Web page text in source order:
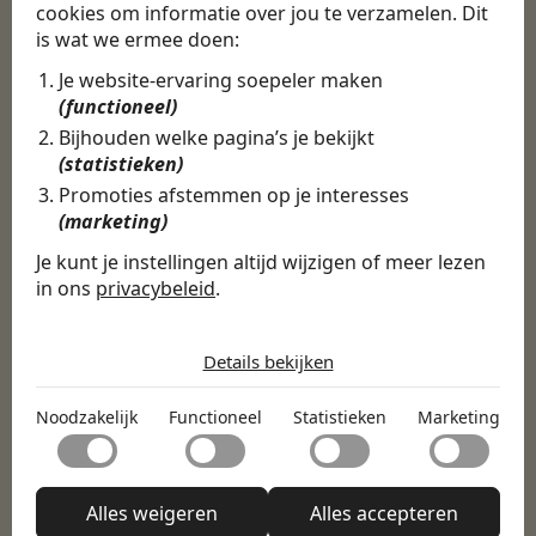
cookies om informatie over jou te verzamelen. Dit
is wat we ermee doen:
Je website-ervaring soepeler maken
(functioneel)
Bijhouden welke pagina’s je bekijkt
(statistieken)
Promoties afstemmen op je interesses
(marketing)
Je kunt je instellingen altijd wijzigen of meer lezen
in ons privacybeleid.
Noodzakelijk
Noodzakelijke cookies helpen een website bruikbaar te
maken door basisfuncties zoals paginanavigatie en
toegang tot beveiligde delen van de website mogelijk te
maken. Zonder deze cookies kan de website niet naar
behoren functioneren.
Functioneel
onthouden welke de manier waarop de website zich
gedraagt of eruitziet verandert, zoals de taal van je
Statistieken
Details bekijken
Noodzakelijk Functioneel Statistieken Marketing
Alles weigeren Alles accepteren
CBEE
Door Swipe4Work heb ik op een hele
makkelijke, laagdrempelige manier
eigenlijk een hele leuke nieuwe baan
gevonden. Met heel veel nieuwe
uitdagingen!
Martijn
Certinia Consultant